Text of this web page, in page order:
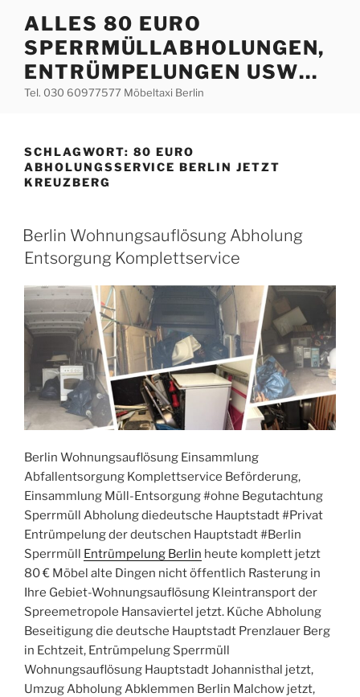
Inhalt
springen
ALLES 80 EURO
SPERRMÜLLABHOLUNGEN,
ENTRÜMPELUNGEN USW…
Tel. 030 60977577 Möbeltaxi Berlin
SCHLAGWORT: 80 EURO
ABHOLUNGSSERVICE BERLIN JETZT
KREUZBERG
VERÖFFENTLICHT
AM
Berlin Wohnungsauflösung Abholung
Entsorgung Komplettservice
Berlin Wohnungsauflösung Einsammlung
Abfallentsorgung Komplettservice Beförderung,
Einsammlung Müll-Entsorgung #ohne Begutachtung
Sperrmüll Abholung diedeutsche Hauptstadt #Privat
Entrümpelung der deutschen Hauptstadt #Berlin
Sperrmüll Entrümpelung Berlin heute komplett jetzt
80 € Möbel alte Dingen nicht öffentlich Rasterung in
Ihre Gebiet-Wohnungsauflösung Kleintransport der
Spreemetropole Hansaviertel jetzt. Küche Abholung
Beseitigung die deutsche Hauptstadt Prenzlauer Berg
in Echtzeit, Entrümpelung Sperrmüll
Wohnungsauflösung Hauptstadt Johannisthal jetzt,
Umzug Abholung Abklemmen Berlin Malchow jetzt,